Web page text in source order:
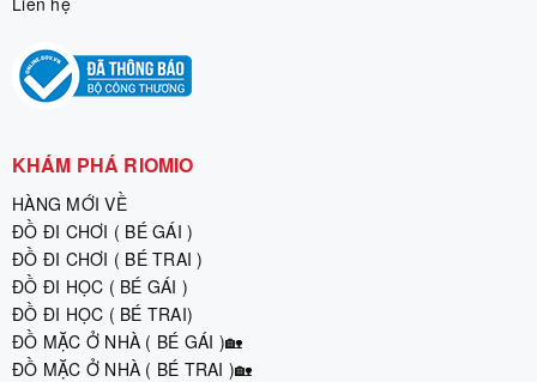
KHÁM PHÁ RIOMIO
HÀNG MỚI VỀ
ĐỒ ĐI CHƠI ( BÉ GÁI )
ĐỒ ĐI CHƠI ( BÉ TRAI )
ĐỒ ĐI HỌC ( BÉ GÁI )
ĐỒ ĐI HỌC ( BÉ TRAI)
ĐỒ MẶC Ở NHÀ ( BÉ GÁI )🏡
ĐỒ MẶC Ở NHÀ ( BÉ TRAI )🏡